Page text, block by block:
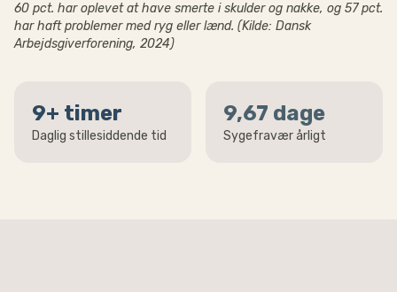
60 pct. har oplevet at have smerte i skulder og nakke, og 57 pct.
har haft problemer med ryg eller lænd. (Kilde: Dansk
Arbejdsgiverforening, 2024)
9+ timer
Daglig stillesiddende tid
9,67 dage
Sygefravær årligt